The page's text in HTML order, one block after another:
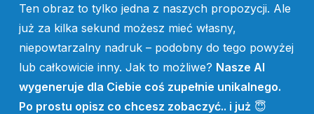
Ten obraz to tylko jedna z naszych propozycji. Ale
już za kilka sekund możesz mieć własny,
niepowtarzalny nadruk – podobny do tego powyżej
lub całkowicie inny. Jak to możliwe? Nasze AI
wygeneruje dla Ciebie coś zupełnie unikalnego.
Po prostu opisz co chcesz zobaczyć.. i już 😇